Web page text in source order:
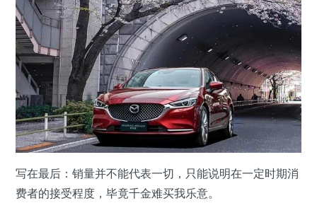
写在最后：销量并不能代表一切，只能说明在一定时期消
费者的接受程度，毕竟千金难买我乐意。